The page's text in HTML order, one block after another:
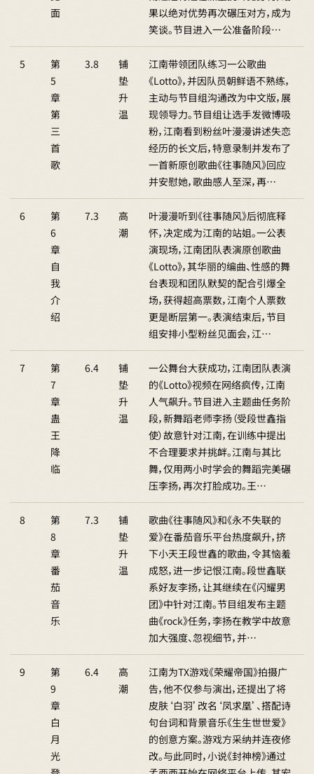
面
果以绝对优势再次碾压对方，成为
笑谈。节目进入一公准备阶段…
5
第
5
章
第
三
首
歌
3.8
铺
垫
升
温
江南带领团队练习一公歌曲
《Lotto》，并因队员朝鲜语不熟练，
主动与节目组沟通改为中文版，展
现领导力。节目组让选手发微博吸
粉，江南看到粉丝叶漫漫讲述失恋
经历的长文后，特意录制并发布了
一首新原创歌曲《往事随风》回应
并安慰她，歌曲感人至深，再…
6
第
6
章
自
我
介
绍
7.3
高
潮
叶漫漫听到《往事随风》后彻底释
怀，决定成为江南的站姐。一公表
演现场，江南团队表演原创歌曲
《Lotto》，其华丽的编曲、性感的舞
台表现和团队默契的配合引爆全
场，获得超高票数，江南个人票数
更是断层第一。表演结束后，节目
组安排小型粉丝见面会，江…
7
第
7
章
蛊
王
降
临
6.4
铺
垫
升
温
一公舞台大获成功，江南团队表演
的《Lotto》视频在网络疯传，江南
人气飙升。节目进入主题曲任务阶
段，新舞蹈老师李扬（受段世鑫指
使）故意针对江南，在训练中提出
不合理要求并挑衅。江南与其比
舞，仅用两小时学会的舞蹈完美碾
压李扬，再次打脸成功。王…
8
第
8
章
番
茄
音
乐
7.3
铺
垫
升
温
歌曲《往事随风》和《永不失联的
爱》在番茄音乐平台热度飙升，挤
下小天王段世鑫的歌曲，令其恼羞
成怒，进一步记恨江南。段世鑫联
系好友李扬，让其继续在《闪耀男
团》中针对江南。节目组发布主题
曲《rock》任务，李扬在教学中故意
加大强度、忽视细节，并…
9
第
9
章
白
月
光
6.4
高
潮
江南为TX游戏《荣耀帝国》拍摄广
告，他不仅参与演出，还提出了将
皮肤‘白羽’改名‘凤求凰’、搭配诗
句台词和背景音乐《生生世世爱》
的创意方案。游戏方采纳并连夜修
改。与此同时，小说《封神榜》通过